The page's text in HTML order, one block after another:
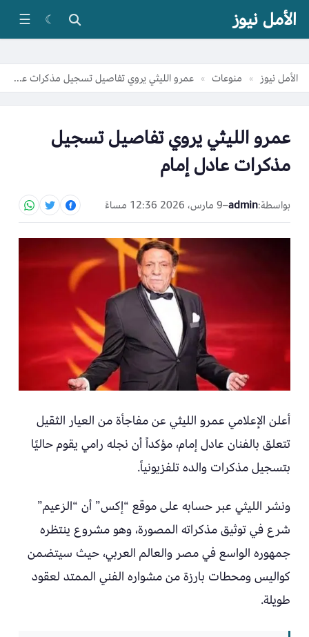
الأمل نيوز ☾
☰
الأمل نيوز » منوعات » عمرو الليثي يروي تفاصيل تسجيل مذكرات عادل إمام
عمرو الليثي يروي تفاصيل تسجيل
مذكرات عادل إمام
بواسطة:admin
–9 مارس، 2026 12:36 مساءً
أعلن الإعلامي عمرو الليثي عن مفاجأة من العيار الثقيل
تتعلق بالفنان عادل إمام، مؤكداً أن نجله رامي يقوم حاليًا
بتسجيل مذكرات والده تلفزيونياً.
ونشر الليثي عبر حسابه على موقع “إكس” أن “الزعيم”
شرع في توثيق مذكراته المصورة، وهو مشروع ينتظره
جمهوره الواسع في مصر والعالم العربي، حيث سيتضمن
كواليس ومحطات بارزة من مشواره الفني الممتد لعقود
طويلة.